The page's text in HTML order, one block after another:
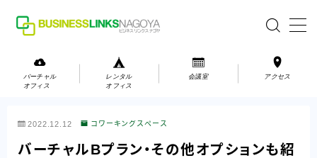
バーチャル
オフィス
レンタル
オフィス
会議室 アクセス
2022.12.12 コワーキングスペース
バーチャルBプラン・その他オプションも紹